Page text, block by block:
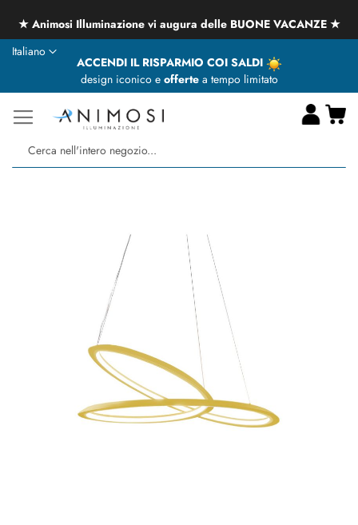
★ Animosi Illuminazione vi augura delle BUONE VACANZE ★
ACCENDI IL RISPARMIO COI SALDI
design iconico e offertea tempo limitato
Lingua
Italiano